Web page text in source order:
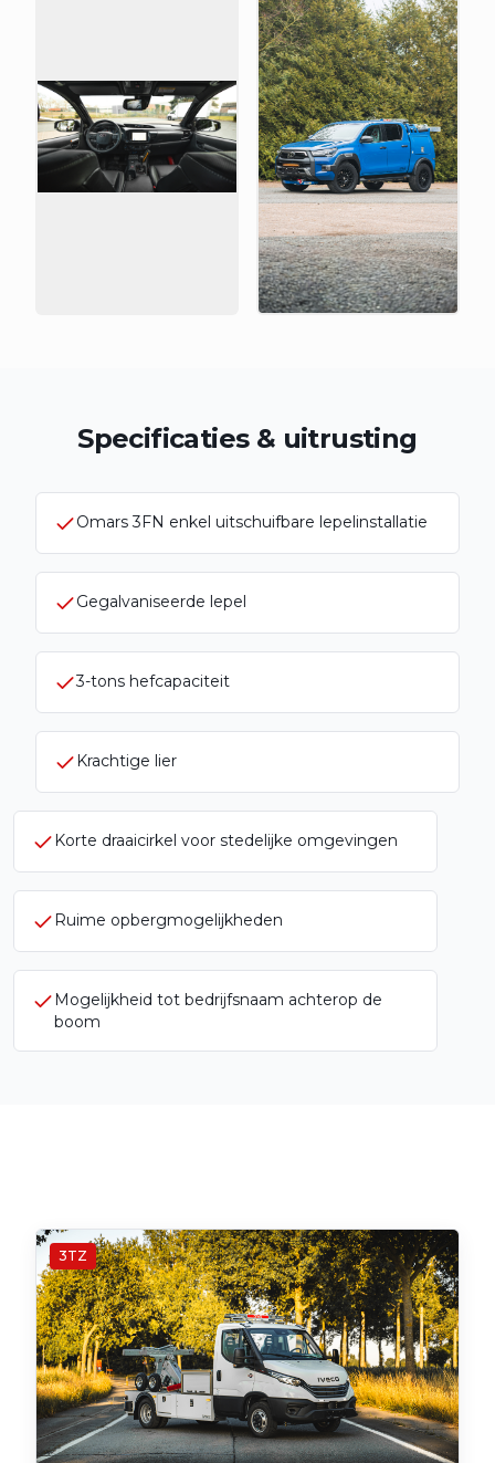
Specificaties & uitrusting
Omars 3FN enkel uitschuifbare lepelinstallatie
Gegalvaniseerde lepel
3-tons hefcapaciteit
Krachtige lier
Korte draaicirkel voor stedelijke omgevingen
Ruime opbergmogelijkheden
Mogelijkheid tot bedrijfsnaam achterop de
boom
3TZ